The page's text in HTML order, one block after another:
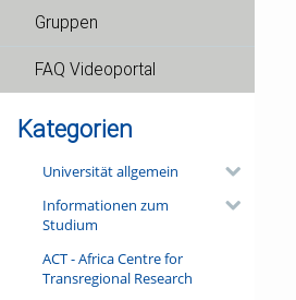
Gruppen
FAQ Videoportal
Kategorien
Universität allgemein
Informationen zum
Studium
ACT - Africa Centre for
Transregional Research